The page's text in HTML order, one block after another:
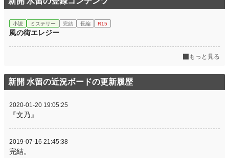
小説 ミステリー 完結 長編 R15
風の街エレジー
もっと見る
新開 水留の近況ボードの更新履歴
2020-01-20 19:05:25
『文乃』
2019-07-16 21:45:38
完結。